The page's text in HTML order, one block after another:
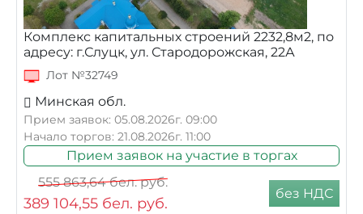
Комплекс капитальных строений 2232,8м2, по
адресу: г.Слуцк, ул. Стародорожская, 22А
Лот №32749
Минская обл.
Прием заявок: 05.08.2026г. 09:00
Начало торгов: 21.08.2026г. 11:00
Прием заявок на участие в торгах
555 863,64бел. руб.
389 104,55 бел. руб.
без НДС